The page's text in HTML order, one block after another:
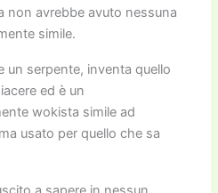
non avrebbe avuto nessuna
simile.
un serpente, inventa quello
ed è un
wokista simile ad
usato per quello che sa